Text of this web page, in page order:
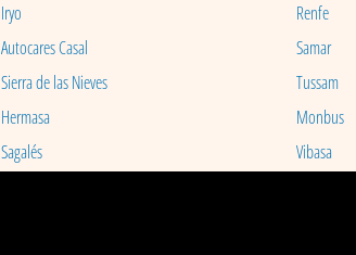
Iryo Renfe
Autocares Casal Samar
Sierra de las Nieves Tussam
Hermasa Monbus
Sagalés Vibasa